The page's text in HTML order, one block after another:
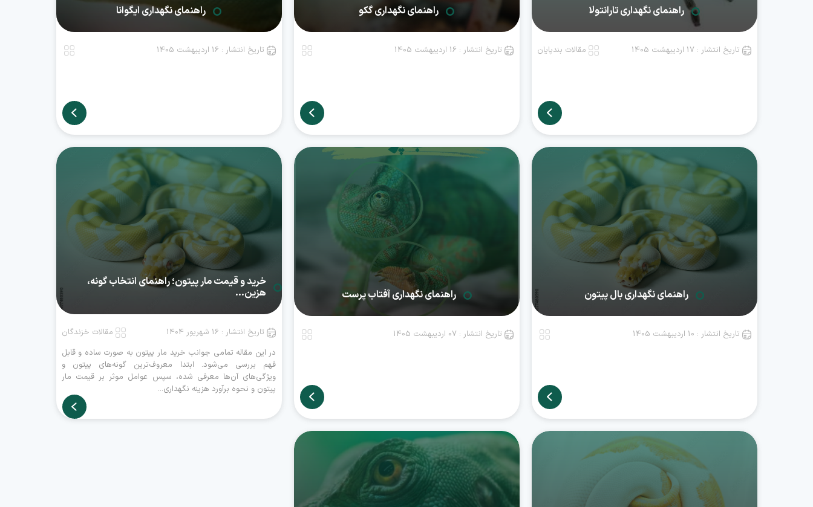
راهنمای نگهداری تارانتولا
تاریخ انتشار : 17 اردیبهشت 1405 مقالات بندپایان
راهنمای نگهداری گکو
تاریخ انتشار : 16 اردیبهشت 1405
راهنمای نگهداری ایگوانا
تاریخ انتشار : 16 اردیبهشت 1405
راهنمای نگهداری بال پیتون
تاریخ انتشار : 10 اردیبهشت 1405
راهنمای نگهداری آفتاب پرست
تاریخ انتشار : 07 اردیبهشت 1405
خرید و قیمت مار پیتون؛ راهنمای انتخاب گونه،
هزین...
تاریخ انتشار : 16 شهریور 1404
مقالات خزندگان
در این مقاله تمامی جوانب خرید مار پیتون به صورت ساده و قابل
فهم بررسی می‌شود. ابتدا معروف‌ترین گونه‌های پیتون و
ویژگی‌های آن‌ها معرفی شده، سپس عوامل موثر بر قیمت مار
پیتون و نحوه برآورد هزینه نگهداری...